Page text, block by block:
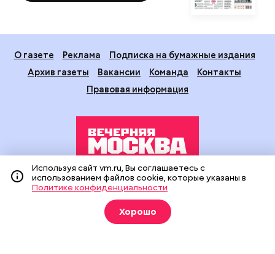
О газете Реклама
Подписка на бумажные издания
Архив газеты
Вакансии Команда
Контакты
Правовая информация
Издание создано при финансовой поддержке Департамента
средств массовой информации и рекламы города Москвы.
На сайте применяются рекомендательные технологии
(информационные технологии предоставления информации
на основе сбора, систематизации и анализа сведений,
Используя сайт vm.ru, Вы соглашаетесь с
использованием файлов cookie, которые указаны в
Политике конфиденциальности
Хорошо